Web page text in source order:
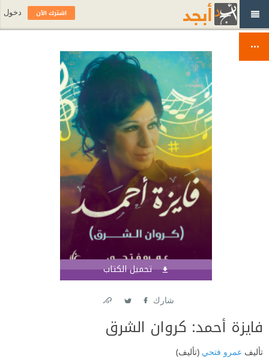
تحميل الكتاب
شارك
فايزة أحمد: كروان الشرق
تأليف عمرو فتحي (تأليف)
اشترك الآن دخول